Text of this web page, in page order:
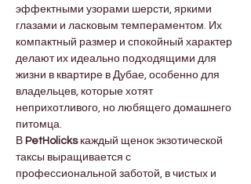
эффектными узорами шерсти, яркими
глазами и ласковым темпераментом. Их
компактный размер и спокойный характер
делают их идеально подходящими для
жизни в квартире в Дубае, особенно для
владельцев, которые хотят
неприхотливого, но любящего домашнего
питомца.
В PetHolicks каждый щенок экзотической
таксы выращивается с
профессиональной заботой, в чистых и